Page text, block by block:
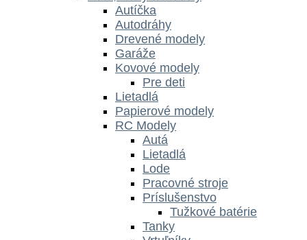
Autíčka
Autodráhy
Drevené modely
Garáže
Kovové modely
Pre deti
Lietadlá
Papierové modely
RC Modely
Autá
Lietadlá
Lode
Pracovné stroje
Príslušenstvo
Tužkové batérie
Tanky